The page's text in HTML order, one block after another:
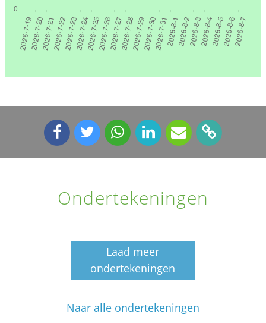
Ondertekeningen
Laad meer
ondertekeningen
Naar alle ondertekeningen